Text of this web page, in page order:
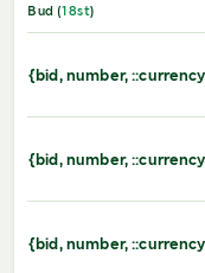
Bud (18st)
{bid, number,
{bid, number,
{bid, number,